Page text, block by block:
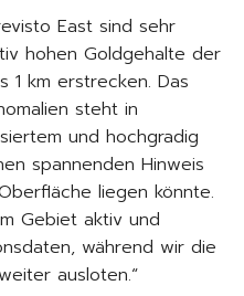
East sind sehr
hohen Goldgehalte der
1 km erstrecken. Das
steht in
und hochgradig
spannenden Hinweis
liegen könnte.
Gebiet aktiv und
während wir die
ausloten.“